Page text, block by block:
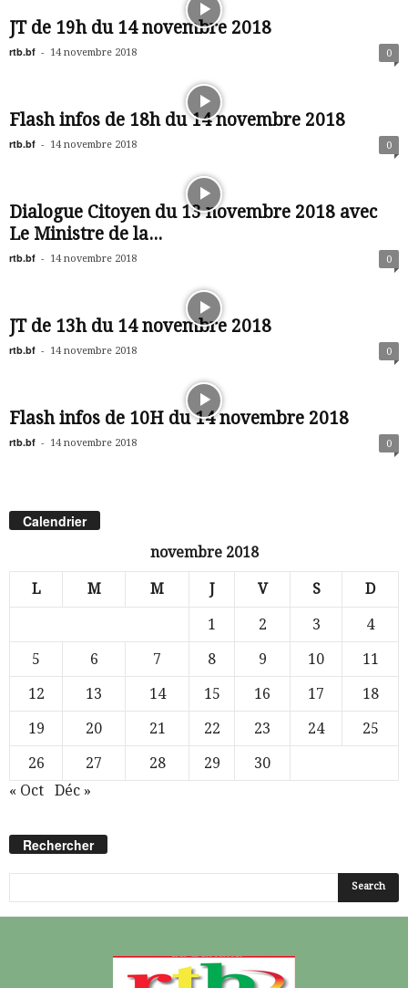
JT de 19h du 14 novembre 2018
rtb.bf - 14 novembre 2018 0
Flash infos de 18h du 14 novembre 2018
rtb.bf - 14 novembre 2018 0
Dialogue Citoyen du 13 novembre 2018 avec
Le Ministre de la...
rtb.bf - 14 novembre 2018 0
JT de 13h du 14 novembre 2018
rtb.bf - 14 novembre 2018 0
Flash infos de 10H du 14 novembre 2018
rtb.bf - 14 novembre 2018 0
Calendrier
novembre 2018
L M M J V S D
1 2 3
4
5
6 7 8 9 10
11
12
13 14 15 16 17
18
19
20 21 22 23 24
25
26
27 28 29
30
« Oct
Déc »
Rechercher